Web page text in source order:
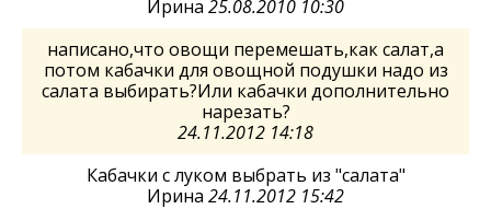
Ирина 25.08.2010 10:30
написано,что овощи перемешать,как салат,а
потом кабачки для овощной подушки надо из
салата выбирать?Или кабачки дополнительно
нарезать?
24.11.2012 14:18
Кабачки с луком выбрать из "салата"
Ирина 24.11.2012 15:42